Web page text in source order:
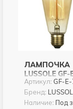
ЛАМПОЧКА
LUSSOLE GF-
Артикул: GF-
Бренд:
Наличие: Под